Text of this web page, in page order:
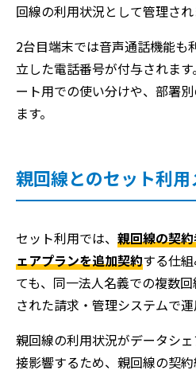
回線の利用状況として管理され
2台目端末では音声通話機能も
立した電話番号が付与されま
ート用での使い分けや、部署
ます。
親回線とのセット利
セット利用では、 親回線の契
ェアプランを追加契約する仕
ても、同一法人名義での複数
された請求・管理システムで運
親回線の利用状況がデータシ
接影響するため、親回線の契約